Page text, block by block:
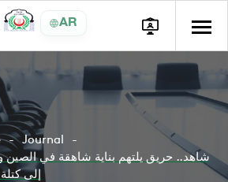
AR
Journal
شاهد.. حريق يلتهم بناية شاهقة في الصين
إلى